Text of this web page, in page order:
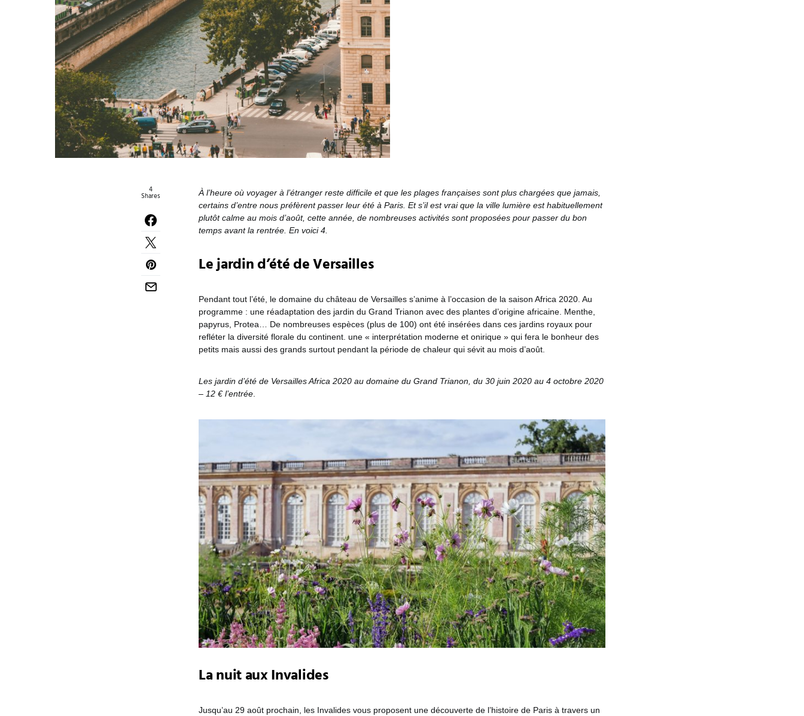
4
Shares
À l’heure où voyager à l’étranger reste difficile et que les plages françaises sont plus chargées que jamais,
certains d’entre nous préfèrent passer leur été à Paris. Et s’il est vrai que la ville lumière est habituellement
plutôt calme au mois d’août, cette année, de nombreuses activités sont proposées pour passer du bon
temps avant la rentrée. En voici 4.
Le jardin d’été de Versailles
Pendant tout l’été, le domaine du château de Versailles s’anime à l’occasion de la saison Africa 2020. Au
programme : une réadaptation des jardin du Grand Trianon avec des plantes d’origine africaine. Menthe,
papyrus, Protea… De nombreuses espèces (plus de 100) ont été insérées dans ces jardins royaux pour
refléter la diversité florale du continent. une « interprétation moderne et onirique » qui fera le bonheur des
petits mais aussi des grands surtout pendant la période de chaleur qui sévit au mois d’août.
Les jardin d’été de Versailles Africa 2020 au domaine du Grand Trianon, du 30 juin 2020 au 4 octobre 2020
– 12 € l’entrée
La nuit aux Invalides
Jusqu’au 29 août prochain, les Invalides vous proposent une découverte de l’histoire de Paris à travers un